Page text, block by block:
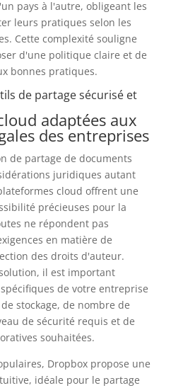
pays à l'autre, obligeant les
leurs pratiques selon les
Cette complexité souligne
d'une politique claire et de
bonnes pratiques.
de partage sécurisé et
adaptées aux
des entreprises
de partage de documents
juridiques autant
cloud offrent une
précieuses pour la
ne répondent pas
en matière de
des droits d'auteur.
il est important
de votre entreprise
stockage, de nombre de
de sécurité requis et de
souhaitées.
Dropbox propose une
idéale pour le partage